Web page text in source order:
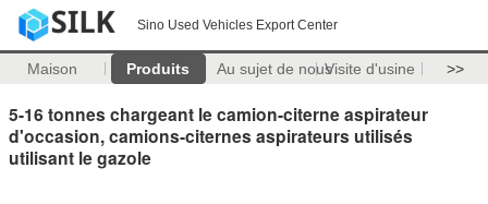
Sino Used Vehicles Export Center
Maison Produits Au sujet de nousVisite d'usine >>
5-16 tonnes chargeant le camion-citerne aspirateur
d'occasion, camions-citernes aspirateurs utilisés
utilisant le gazole